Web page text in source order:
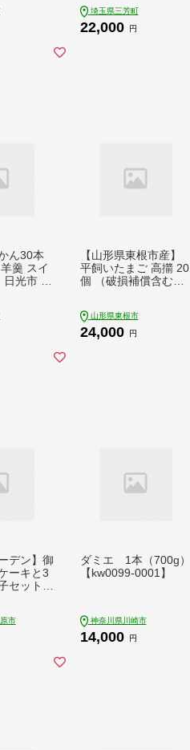
埼玉県三芳町
22,000 円
ん30本
羹 スイ
日光市 湯
【山形県東根市産】
平飼いたまご 高擶 20
個 （破損補償含む）
萌芽（ほうが）1ホー
ル 半澤鶏卵提供 山形
山形県東根市
24,000 円
デン】御
ーキと3
セット n
市
ダミエ 1本（700g）
【kw0099-0001】
神奈川県川崎市
14,000 円